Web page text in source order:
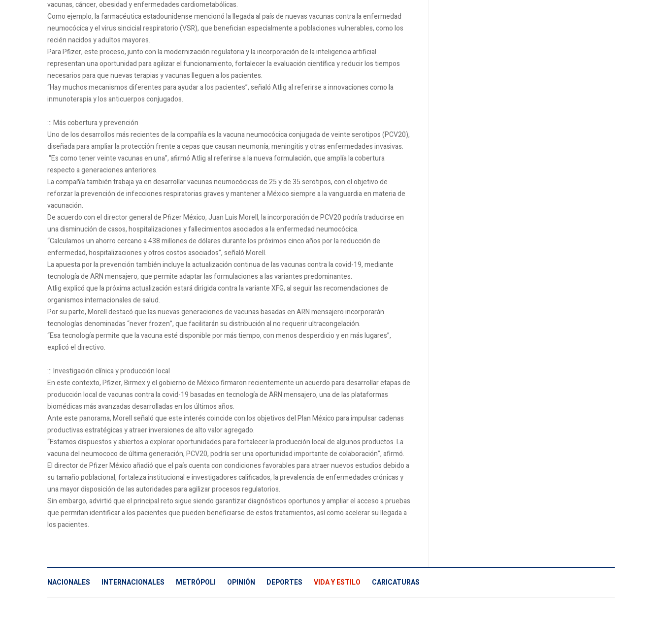
vacunas, cáncer, obesidad y enfermedades cardiometabólicas.
Como ejemplo, la farmacéutica estadounidense mencionó la llegada al país de nuevas vacunas contra la enfermedad
neumocócica y el virus sincicial respiratorio (VSR), que benefician especialmente a poblaciones vulnerables, como los
recién nacidos y adultos mayores.
Para Pfizer, este proceso, junto con la modernización regulatoria y la incorporación de la inteligencia artificial
representan una oportunidad para agilizar el funcionamiento, fortalecer la evaluación científica y reducir los tiempos
necesarios para que nuevas terapias y vacunas lleguen a los pacientes.
“Hay muchos mecanismos diferentes para ayudar a los pacientes”, señaló Atlig al referirse a innovaciones como la
inmunoterapia y los anticuerpos conjugados.
::: Más cobertura y prevención
Uno de los desarrollos más recientes de la compañía es la vacuna neumocócica conjugada de veinte serotipos (PCV20),
diseñada para ampliar la protección frente a cepas que causan neumonía, meningitis y otras enfermedades invasivas.
“Es como tener veinte vacunas en una”, afirmó Atlig al referirse a la nueva formulación, que amplía la cobertura
respecto a generaciones anteriores.
La compañía también trabaja ya en desarrollar vacunas neumocócicas de 25 y de 35 serotipos, con el objetivo de
reforzar la prevención de infecciones respiratorias graves y mantener a México siempre a la vanguardia en materia de
vacunación.
De acuerdo con el director general de Pfizer México, Juan Luis Morell, la incorporación de PCV20 podría traducirse en
una disminución de casos, hospitalizaciones y fallecimientos asociados a la enfermedad neumocócica.
“Calculamos un ahorro cercano a 438 millones de dólares durante los próximos cinco años por la reducción de
enfermedad, hospitalizaciones y otros costos asociados”, señaló Morell.
La apuesta por la prevención también incluye la actualización continua de las vacunas contra la covid-19, mediante
tecnología de ARN mensajero, que permite adaptar las formulaciones a las variantes predominantes.
Atlig explicó que la próxima actualización estará dirigida contra la variante XFG, al seguir las recomendaciones de
organismos internacionales de salud.
Por su parte, Morell destacó que las nuevas generaciones de vacunas basadas en ARN mensajero incorporarán
tecnologías denominadas “never frozen”, que facilitarán su distribución al no requerir ultracongelación.
“Esa tecnología permite que la vacuna esté disponible por más tiempo, con menos desperdicio y en más lugares”,
explicó el directivo.
::: Investigación clínica y producción local
En este contexto, Pfizer, Birmex y el gobierno de México firmaron recientemente un acuerdo para desarrollar etapas de
producción local de vacunas contra la covid-19 basadas en tecnología de ARN mensajero, una de las plataformas
biomédicas más avanzadas desarrolladas en los últimos años.
Ante este panorama, Morell señaló que este interés coincide con los objetivos del Plan México para impulsar cadenas
productivas estratégicas y atraer inversiones de alto valor agregado.
“Estamos dispuestos y abiertos a explorar oportunidades para fortalecer la producción local de algunos productos. La
vacuna del neumococo de última generación, PCV20, podría ser una oportunidad importante de colaboración”, afirmó.
El director de Pfizer México añadió que el país cuenta con condiciones favorables para atraer nuevos estudios debido a
su tamaño poblacional, fortaleza institucional e investigadores calificados, la prevalencia de enfermedades crónicas y
una mayor disposición de las autoridades para agilizar procesos regulatorios.
Sin embargo, advirtió que el principal reto sigue siendo garantizar diagnósticos oportunos y ampliar el acceso a pruebas
que permitan identificar a los pacientes que pueden beneficiarse de estos tratamientos, así como acelerar su llegada a
los pacientes.
NACIONALES INTERNACIONALES METRÓPOLI OPINIÓN DEPORTES VIDA Y ESTILO CARICATURAS